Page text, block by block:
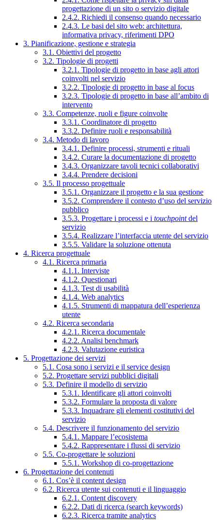
progettazione di un sito o servizio digitale
2.4.2. Richiedi il consenso quando necessario
2.4.3. Le basi del sito web: architettura,
informativa privacy, riferimenti DPO
3. Pianificazione, gestione e strategia
3.1. Obiettivi del progetto
3.2. Tipologie di progetti
3.2.1. Tipologie di progetto in base agli attori
coinvolti nel servizio
3.2.2. Tipologie di progetto in base al focus
3.2.3. Tipologie di progetto in base all’ambito di
intervento
3.3. Competenze, ruoli e figure coinvolte
3.3.1. Coordinatore di progetto
3.3.2. Definire ruoli e responsabilità
3.4. Metodo di lavoro
3.4.1. Definire processi, strumenti e rituali
3.4.2. Curare la documentazione di progetto
3.4.3. Organizzare tavoli tecnici collaborativi
3.4.4. Prendere decisioni
3.5. Il processo progettuale
3.5.1. Organizzare il progetto e la sua gestione
3.5.2. Comprendere il contesto d’uso del servizio
pubblico
3.5.3. Progettare i processi e i touchpointdel
servizio
3.5.4. Realizzare l’interfaccia utente del servizio
3.5.5. Validare la soluzione ottenuta
4. Ricerca progettuale
4.1. Ricerca primaria
4.1.1. Interviste
4.1.2. Questionari
4.1.3. Test di usabilità
4.1.4. Web analytics
4.1.5. Strumenti di mappatura dell’esperienza
utente
4.2. Ricerca secondaria
4.2.1. Ricerca documentale
4.2.2. Analisi benchmark
4.2.3. Valutazione euristica
5. Progettazione dei servizi
5.1. Cosa sono i servizi e il service design
5.2. Progettare servizi pubblici digitali
5.3. Definire il modello di servizio
5.3.1. Identificare gli attori coinvolti
5.3.2. Formulare la proposta di valore
5.3.3. Inquadrare gli elementi costitutivi del
servizio
5.4. Descrivere il funzionamento del servizio
5.4.1. Mappare l’ecosistema
5.4.2. Rappresentare i flussi di servizio
5.5. Co-progettare le soluzioni
5.5.1. Workshop di co-progettazione
6. Progettazione dei contenuti
6.1. Cos’è il content design
6.2. Ricerca utente sui contenuti e il linguaggio
6.2.1. Content discovery
6.2.2. Dati di ricerca (search keywords)
6.2.3. Ricerca tramite analytics